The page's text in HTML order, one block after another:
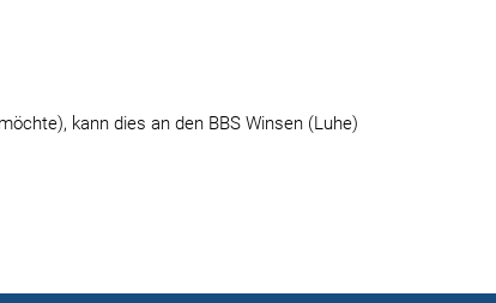
kann dies an den BBS Winsen (Luhe)